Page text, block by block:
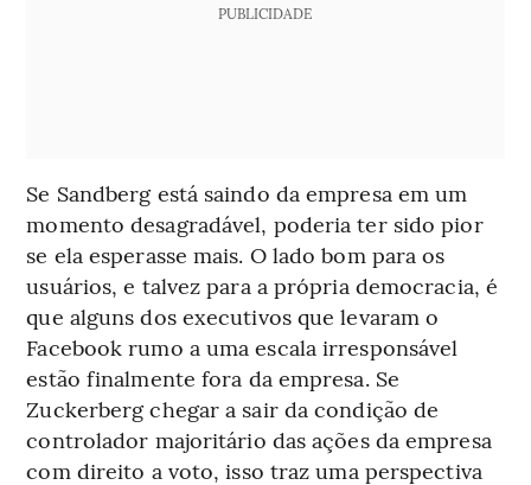
PUBLICIDADE
Se Sandberg está saindo da empresa em um
momento desagradável, poderia ter sido pior
se ela esperasse mais. O lado bom para os
usuários, e talvez para a própria democracia, é
que alguns dos executivos que levaram o
Facebook rumo a uma escala irresponsável
estão finalmente fora da empresa. Se
Zuckerberg chegar a sair da condição de
controlador majoritário das ações da empresa
com direito a voto, isso traz uma perspectiva